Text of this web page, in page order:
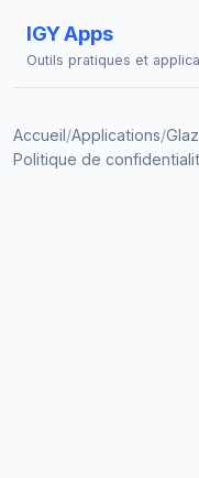
IGY Apps
Outils pratiques et
Accueil/Applications/
Politique de